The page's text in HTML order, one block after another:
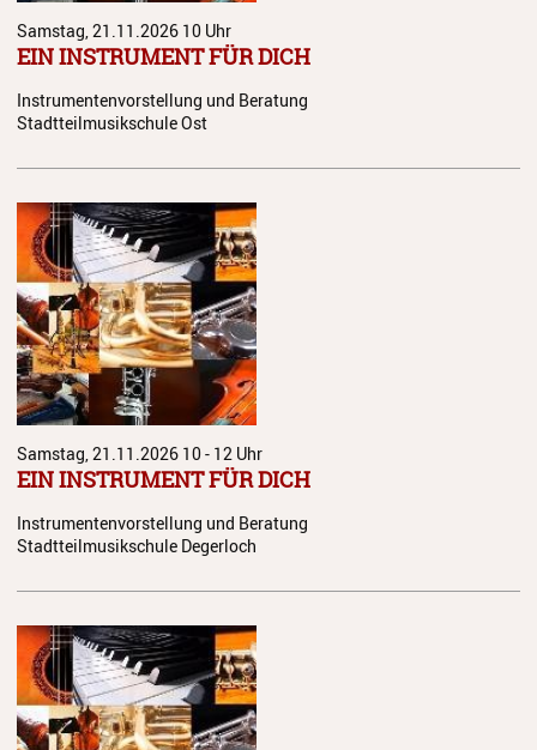
Gebühren
Ermäßigungen
Anmeldung
Abmeldung
Aktuelles
Veranstaltungen
Workshops
Musikproduktion 2026
Jazz Workshop 2026
Familien Orchester Projekt
Jazz Workshop 2025
Musikproduktion 2025
Samstag, 21.11.2026 10 Uhr
EIN INSTRUMENT FÜR DICH
Instrumentenvorstellung und Beratung
Stadtteilmusikschule Ost
Samstag, 21.11.2026 10 - 12 Uhr
EIN INSTRUMENT FÜR DICH
Instrumentenvorstellung und Beratung
Stadtteilmusikschule Degerloch